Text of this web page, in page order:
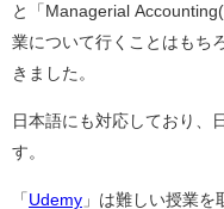
と「Managerial
業について行くことはもち
きました。
日本語にも対応しており、
す。
「 Udemy 」は難しい授業